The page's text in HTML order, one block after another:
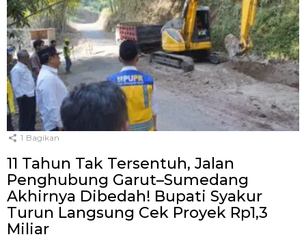
1 Bagikan
11 Tahun Tak Tersentuh, Jalan
Penghubung Garut–Sumedang
Akhirnya Dibedah! Bupati Syakur
Turun Langsung Cek Proyek Rp1,3
Miliar